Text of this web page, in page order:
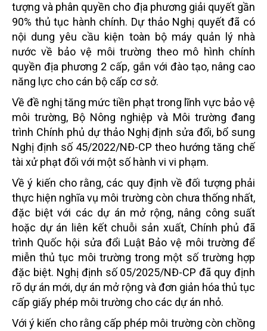
tượng và phân quyền cho địa phương giải quyết gần
90% thủ tục hành chính. Dự thảo Nghị quyết đã có
nội dung yêu cầu kiện toàn bộ máy quản lý nhà
nước về bảo vệ môi trường theo mô hình chính
quyền địa phương 2 cấp, gắn với đào tạo, nâng cao
năng lực cho cán bộ cấp cơ sở.
Về đề nghị tăng mức tiền phạt trong lĩnh vực bảo vệ
môi trường, Bộ Nông nghiệp và Môi trường đang
trình Chính phủ dự thảo Nghị định sửa đổi, bổ sung
Nghị định số 45/2022/NĐ-CP theo hướng tăng chế
tài xử phạt đối với một số hành vi vi phạm.
Về ý kiến cho rằng, các quy định về đối tượng phải
thực hiện nghĩa vụ môi trường còn chưa thống nhất,
đặc biệt với các dự án mở rộng, nâng công suất
hoặc dự án liên kết chuỗi sản xuất, Chính phủ đã
trình Quốc hội sửa đổi Luật Bảo vệ môi trường để
miễn thủ tục môi trường trong một số trường hợp
đặc biệt. Nghị định số 05/2025/NĐ-CP đã quy định
rõ dự án mới, dự án mở rộng và đơn giản hóa thủ tục
cấp giấy phép môi trường cho các dự án nhỏ.
Với ý kiến cho rằng cấp phép môi trường còn chồng